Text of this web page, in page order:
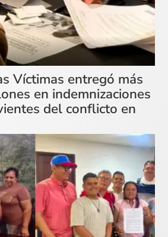
Víctimas entregó más
en indemnizaciones
del conflicto en